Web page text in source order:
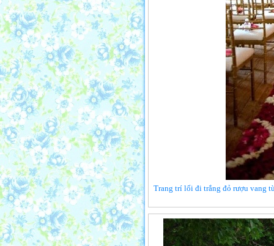
Trang trí lối đi trắng đỏ rượu vang